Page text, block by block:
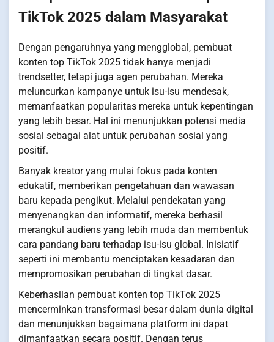
TikTok 2025 dalam Masyarakat
Dengan pengaruhnya yang mengglobal, pembuat
konten top TikTok 2025 tidak hanya menjadi
trendsetter, tetapi juga agen perubahan. Mereka
meluncurkan kampanye untuk isu-isu mendesak,
memanfaatkan popularitas mereka untuk kepentingan
yang lebih besar. Hal ini menunjukkan potensi media
sosial sebagai alat untuk perubahan sosial yang
positif.
Banyak kreator yang mulai fokus pada konten
edukatif, memberikan pengetahuan dan wawasan
baru kepada pengikut. Melalui pendekatan yang
menyenangkan dan informatif, mereka berhasil
merangkul audiens yang lebih muda dan membentuk
cara pandang baru terhadap isu-isu global. Inisiatif
seperti ini membantu menciptakan kesadaran dan
mempromosikan perubahan di tingkat dasar.
Keberhasilan pembuat konten top TikTok 2025
mencerminkan transformasi besar dalam dunia digital
dan menunjukkan bagaimana platform ini dapat
dimanfaatkan secara positif. Dengan terus